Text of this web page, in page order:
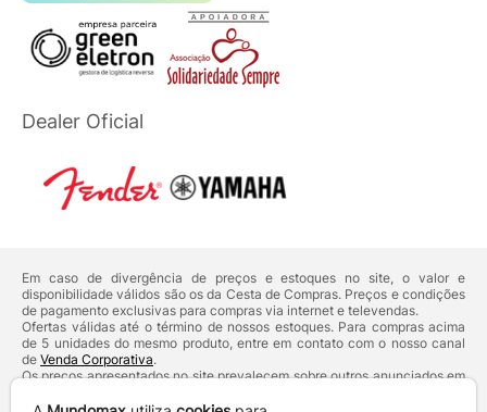
Dealer Oficial
Em caso de divergência de preços e estoques no site, o valor e
disponibilidade válidos são os da Cesta de Compras. Preços e condições
de pagamento exclusivas para compras via internet e televendas.
Ofertas válidas até o término de nossos estoques. Para compras acima
de 5 unidades do mesmo produto, entre em contato com o nosso canal
de Venda Corporativa.
Os preços apresentados no site prevalecem sobre outros anunciados em
Defesa do Consumidor:Lei nº 8.078.